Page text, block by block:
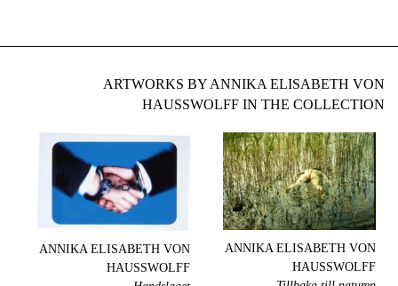
ARTWORKS BY ANNIKA ELISABETH VON
HAUSSWOLFF IN THE COLLECTION
ANNIKA ELISABETH VON
HAUSSWOLFF
ANNIKA ELISABETH VON
HAUSSWOLFF